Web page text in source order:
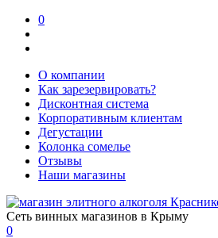
0
О компании
Как зарезервировать?
Дисконтная система
Корпоративным клиентам
Дегустации
Колонка сомелье
Отзывы
Наши магазины
Сеть винных магазинов в Крыму
0